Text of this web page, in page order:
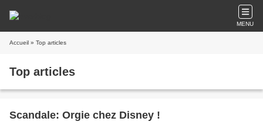
MENU
Accueil » Top articles
Top articles
Scandale: Orgie chez Disney !